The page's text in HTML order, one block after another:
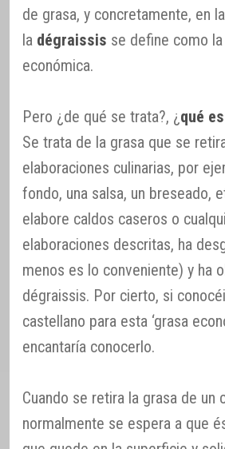
de grasa, y concretamente, en
la dégraissis se define como
económica.
Pero ¿de qué se trata?, ¿ qué
Se trata de la grasa que se
elaboraciones culinarias, por
fondo, una salsa, un breseado,
elabore caldos caseros o
elaboraciones descritas, ha
menos es lo conveniente) y ha
dégraissis. Por cierto, si
castellano para esta ‘grasa
encantaría conocerlo.
Cuando se retira la grasa de un
normalmente se espera a que